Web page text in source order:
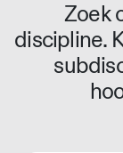
Zoek
discipline.